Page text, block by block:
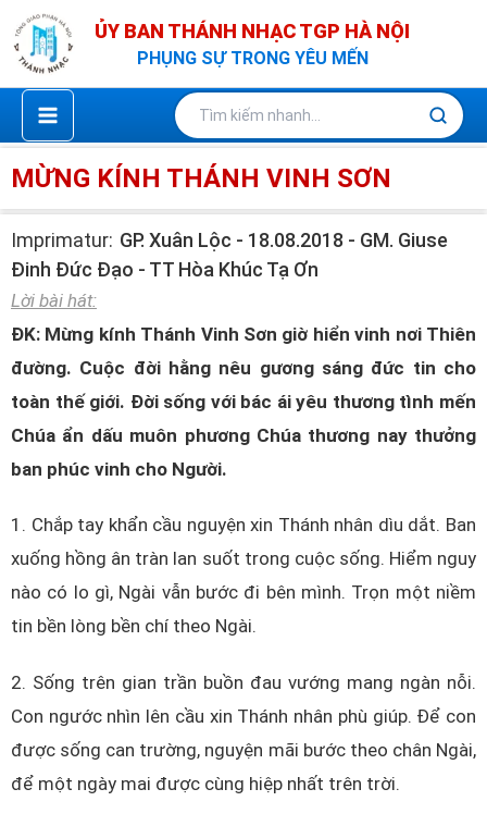
Nhảy
tới
nội
dung
ỦY BAN THÁNH NHẠC TGP HÀ NỘI
PHỤNG SỰ TRONG YÊU MẾN
MỪNG KÍNH THÁNH VINH SƠN
Imprimatur: GP. Xuân Lộc - 18.08.2018 - GM. Giuse
Đinh Đức Đạo - TT Hòa Khúc Tạ Ơn
Lời bài hát:
ĐK: Mừng kính Thánh Vinh Sơn giờ hiển vinh nơi Thiên
đường. Cuộc đời hằng nêu gương sáng đức tin cho
toàn thế giới. Đời sống với bác ái yêu thương tình mến
Chúa ẩn dấu muôn phương Chúa thương nay thưởng
ban phúc vinh cho Người.
1. Chắp tay khẩn cầu nguyện xin Thánh nhân dìu dắt. Ban
xuống hồng ân tràn lan suốt trong cuộc sống. Hiểm nguy
nào có lo gì, Ngài vẫn bước đi bên mình. Trọn một niềm
tin bền lòng bền chí theo Ngài.
2. Sống trên gian trần buồn đau vướng mang ngàn nỗi.
Con ngước nhìn lên cầu xin Thánh nhân phù giúp. Để con
được sống can trường, nguyện mãi bước theo chân Ngài,
để một ngày mai được cùng hiệp nhất trên trời.